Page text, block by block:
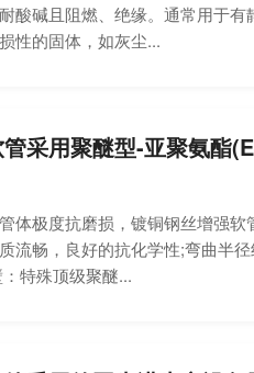
酸碱且阻燃、绝缘。通常用于
性的固体，如灰尘...
采用聚醚型-亚聚氨酯
极度抗磨损，镀铜钢丝增强软
流畅，良好的抗化学性;弯曲半
特殊顶级聚醚...